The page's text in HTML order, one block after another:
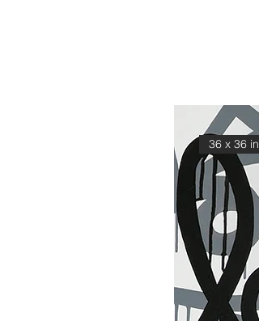
36 x 36 in